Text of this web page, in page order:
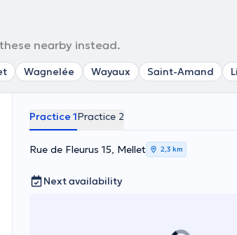
nearby instead.
Wagnelée Wayaux Saint-Amand
Practice 1Practice 2
Rue de Fleurus 15, Mellet 2,3 km
Next availability